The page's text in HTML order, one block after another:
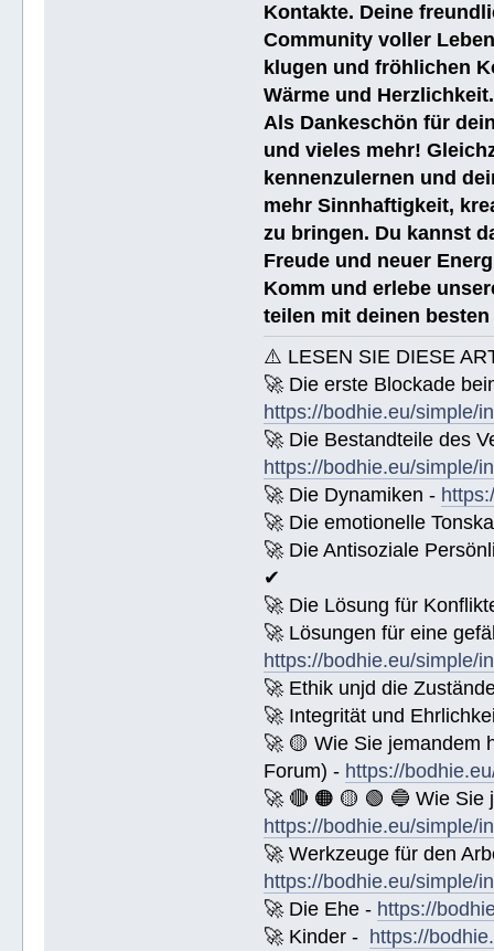
Kontakte. Deine
Community voller
klugen und fröhlichen
Wärme und
Als Dankeschön für
und vieles mehr!
kennenzulernen und
mehr Sinnhaftigkeit,
zu bringen. Du kannst
Freude und neuer
Komm und erlebe
teilen mit deinen
⚠️ LESEN SIE DIESE
🚀 Die erste Blockade
https://bodhie.eu/simple/
🚀 Die Bestandteile des
https://bodhie.eu/simple/
🚀 Die Dynamiken -
🚀 Die emotionelle
🚀 Die Antisoziale
✔
🚀 Die Lösung für
🚀 Lösungen für eine
https://bodhie.eu/simple/
🚀 Ethik unjd die
🚀 Integrität und
🚀 🟡 Wie Sie jemandem
Forum) - https://
🚀 🔴 🟠 🟡 🟢 🔵 Wie Sie
https://bodhie.eu/simple/
🚀 Werkzeuge für den
https://bodhie.eu/simple/
🚀 Die Ehe - https://
🚀 Kinder - https://